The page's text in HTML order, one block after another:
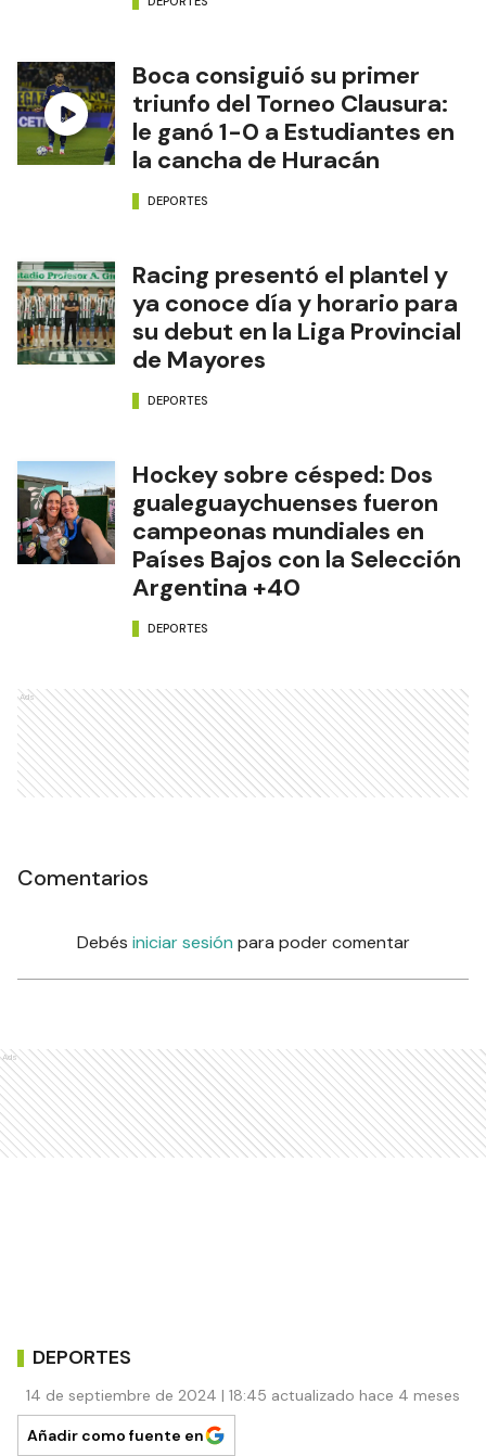
Boca consiguió su primer
triunfo del Torneo Clausura:
le ganó 1-0 a Estudiantes en
la cancha de Huracán
DEPORTES
Racing presentó el plantel y
ya conoce día y horario para
su debut en la Liga Provincial
de Mayores
DEPORTES
Hockey sobre césped: Dos
gualeguaychuenses fueron
campeonas mundiales en
Países Bajos con la Selección
Argentina +40
DEPORTES
Ads
Comentarios
Debés iniciar sesión para poder comentar
Ads
DEPORTES
14 de septiembre de 2024 | 18:45 actualizado hace 4 meses
Añadir como fuente en